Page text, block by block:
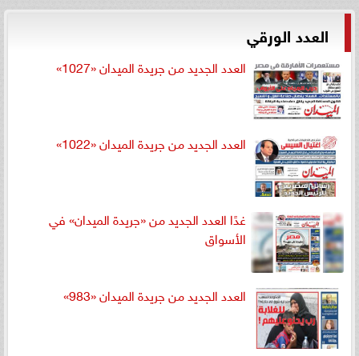
العدد الورقي
العدد الجديد من جريدة الميدان «1027»
العدد الجديد من جريدة الميدان «1022»
غدًا العدد الجديد من «جريدة الميدان» في
الأسواق
العدد الجديد من جريدة الميدان «983»